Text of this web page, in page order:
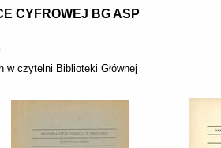
CYFROWEJ BG ASP
w czytelni Biblioteki Głównej